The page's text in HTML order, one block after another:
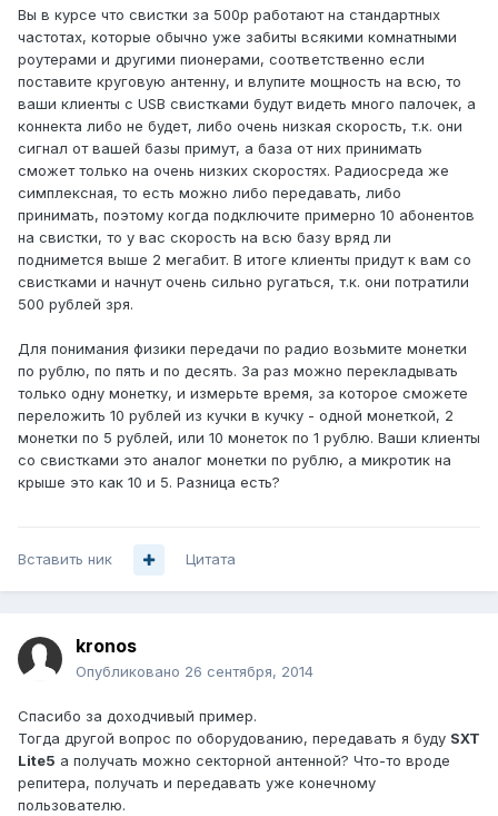
Вы в курсе что свистки за 500р работают на стандартных
частотах, которые обычно уже забиты всякими комнатными
роутерами и другими пионерами, соответственно если
поставите круговую антенну, и влупите мощность на всю, то
ваши клиенты с USB свистками будут видеть много палочек, а
коннекта либо не будет, либо очень низкая скорость, т.к. они
сигнал от вашей базы примут, а база от них принимать
сможет только на очень низких скоростях. Радиосреда же
симплексная, то есть можно либо передавать, либо
принимать, поэтому когда подключите примерно 10 абонентов
на свистки, то у вас скорость на всю базу вряд ли
поднимется выше 2 мегабит. В итоге клиенты придут к вам со
свистками и начнут очень сильно ругаться, т.к. они потратили
500 рублей зря.
Для понимания физики передачи по радио возьмите монетки
по рублю, по пять и по десять. За раз можно перекладывать
только одну монетку, и измерьте время, за которое сможете
переложить 10 рублей из кучки в кучку - одной монеткой, 2
монетки по 5 рублей, или 10 монеток по 1 рублю. Ваши клиенты
со свистками это аналог монетки по рублю, а микротик на
крыше это как 10 и 5. Разница есть?
Вставить ник Цитата
kronos
Опубликовано 26 сентября, 2014
Спасибо за доходчивый пример.
Тогда другой вопрос по оборудованию, передавать я буду SXT
Lite5 а получать можно секторной антенной? Что-то вроде
репитера, получать и передавать уже конечному
пользователю.